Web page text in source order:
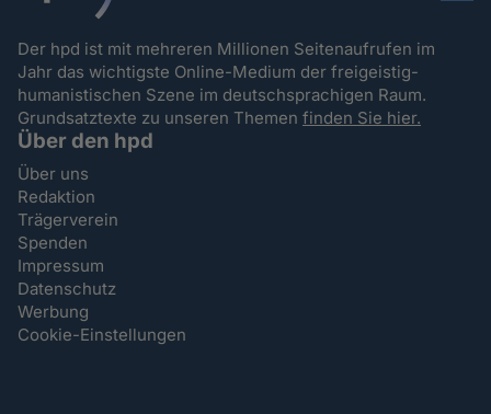
Der hpd ist mit mehreren Millionen Seitenaufrufen im
Jahr das wichtigste Online-Medium der freigeistig-
humanistischen Szene im deutschsprachigen Raum.
Grundsatztexte zu unseren Themenfinden Sie hier.
Über den hpd
Über uns
Redaktion
Trägerverein
Spenden
Impressum
Datenschutz
Werbung
Cookie-Einstellungen